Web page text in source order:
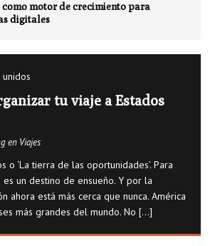
como motor de crecimiento para
digitales
tu viaje a Estados
en Viajes
o ‘La tierra de las oportunidades’. Para
un destino de ensueño. Y por la
ahora está más cerca que nunca. América
más grandes del mundo. No [...]